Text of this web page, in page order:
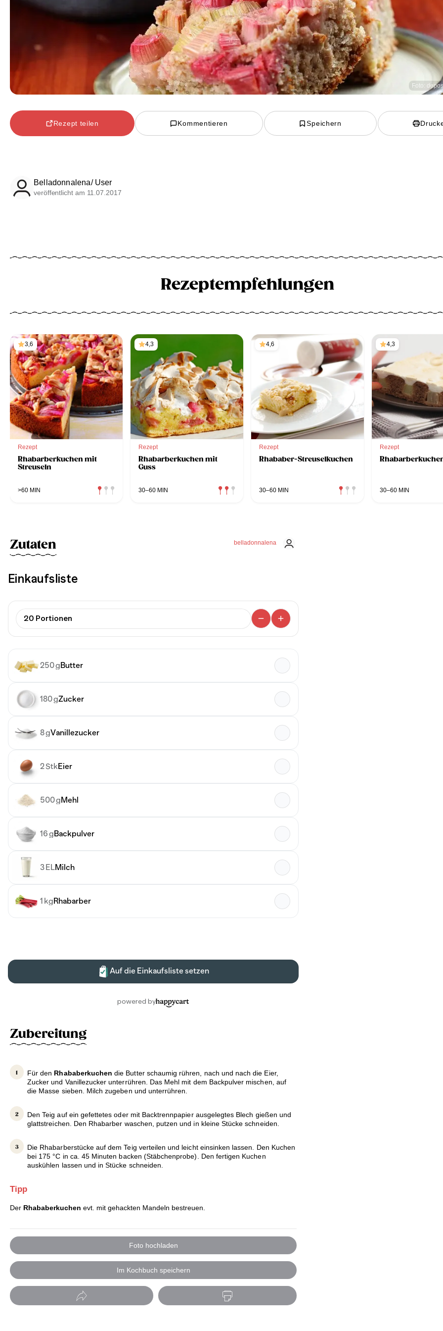
Foto:
Rezept teilen Kommentieren Speichern
Belladonnalena/ User
veröffentlicht am 11.07.2017
Rezeptempfehlungen
3,6
Rezept
Rhabarberkuchen mit
Streuseln
>60 MIN
4,3
Rezept
Rhabarberkuchen mit
Guss
30–60 MIN
4,6
Rezept
Rhababer-Streuselkuchen
30–60 MIN
4,3
Rezept
30–60 MIN
belladonnalena
Zutaten
Zubereitung
Für den Rhababerkuchen die Butter schaumig rühren, nach und nach die Eier,
Zucker und Vanillezucker unterrühren. Das Mehl mit dem Backpulver mischen, auf
die Masse sieben. Milch zugeben und unterrühren.
Den Teig auf ein gefettetes oder mit Backtrennpapier ausgelegtes Blech gießen und
glattstreichen. Den Rhabarber waschen, putzen und in kleine Stücke schneiden.
Die Rhabarberstücke auf dem Teig verteilen und leicht einsinken lassen. Den Kuchen
bei 175 °C in ca. 45 Minuten backen (Stäbchenprobe). Den fertigen Kuchen
auskühlen lassen und in Stücke schneiden.
Tipp
Der Rhababerkuchen evt. mit gehackten Mandeln bestreuen.
Foto hochladen
Im Kochbuch speichern